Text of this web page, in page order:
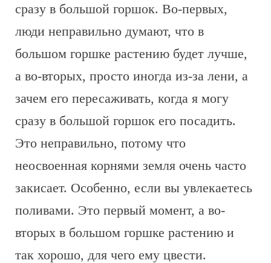
сразу в большой горшок. Во-первых,
люди неправильно думают, что в
большом горшке растению будет лучше,
а во-вторых, просто иногда из-за лени, а
зачем его пересаживать, когда я могу
сразу в большой горшок его посадить.
Это неправильно, потому что
неосвоенная корнями земля очень часто
закисает. Особенно, если вы увлекаетесь
поливами. Это первый момент, а во-
вторых в большом горшке растению и
так хорошо, для чего ему цвести.